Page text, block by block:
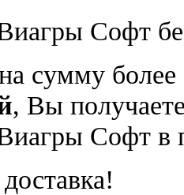
Софт
сумму более
, Вы
Софт в